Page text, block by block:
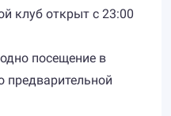
клуб открыт с 23:00
посещение в
предварительной